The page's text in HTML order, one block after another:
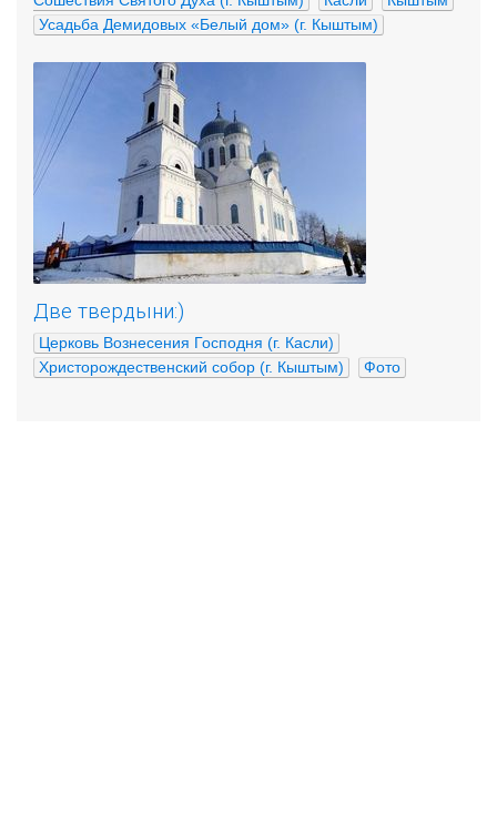
Усадьба Демидовых «Белый дом» (г. Кыштым)
Две твердыни:)
Церковь Вознесения Господня (г. Касли)
Христорождественский собор (г. Кыштым)
Фото